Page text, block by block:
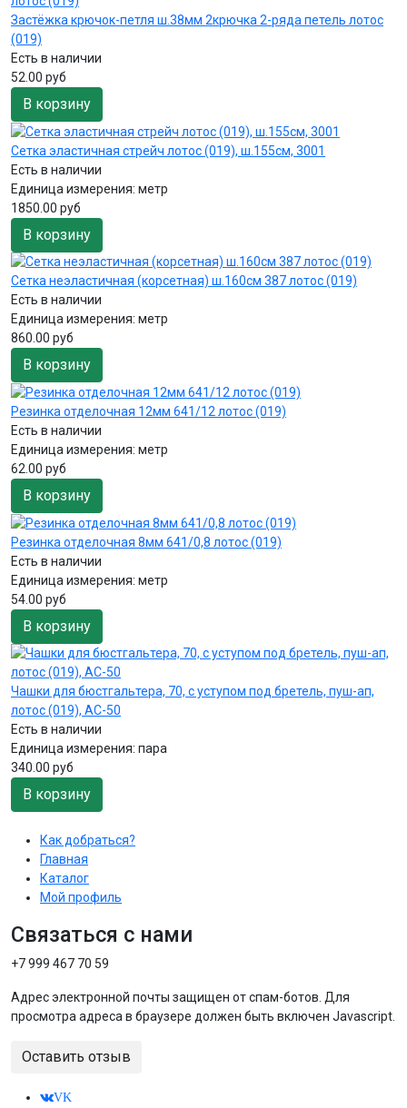
Застёжка крючок-петля ш.38мм 2крючка 2-ряда петель лотос
(019)
Есть в наличии
52.00 руб
В корзину
Сетка эластичная стрейч лотос (019), ш.155см, 3001
Есть в наличии
Единица измерения: метр
1850.00 руб
В корзину
Сетка неэластичная (корсетная) ш.160см 387 лотос (019)
Есть в наличии
Единица измерения: метр
860.00 руб
В корзину
Резинка отделочная 12мм 641/12 лотос (019)
Есть в наличии
Единица измерения: метр
62.00 руб
В корзину
Резинка отделочная 8мм 641/0,8 лотос (019)
Есть в наличии
Единица измерения: метр
54.00 руб
В корзину
Чашки для бюстгальтера, 70, с уступом под бретель, пуш-ап,
лотос (019), AC-50
Есть в наличии
Единица измерения: пара
340.00 руб
В корзину
Как добраться?
Главная
Каталог
Мой профиль
Связаться с нами
+7 999 467 70 59
Адрес электронной почты защищен от спам-ботов. Для
просмотра адреса в браузере должен быть включен Javascript.
Оставить отзыв
VK